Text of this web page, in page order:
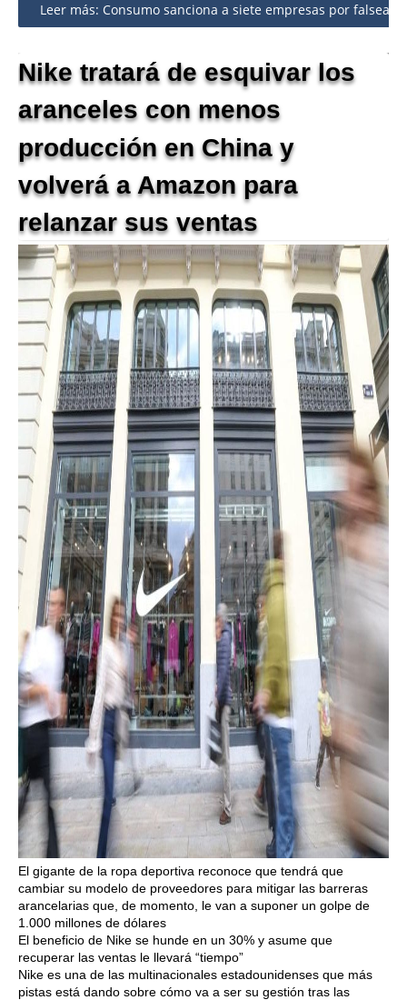
Leer más: Consumo sanciona a siete empresas por falsear
Nike tratará de esquivar los
aranceles con menos
producción en China y
volverá a Amazon para
relanzar sus ventas
El gigante de la ropa deportiva reconoce que tendrá que
cambiar su modelo de proveedores para mitigar las barreras
arancelarias que, de momento, le van a suponer un golpe de
1.000 millones de dólares
El beneficio de Nike se hunde en un 30% y asume que
recuperar las ventas le llevará “tiempo”
Nike es una de las multinacionales estadounidenses que más
pistas está dando sobre cómo va a ser su gestión tras las